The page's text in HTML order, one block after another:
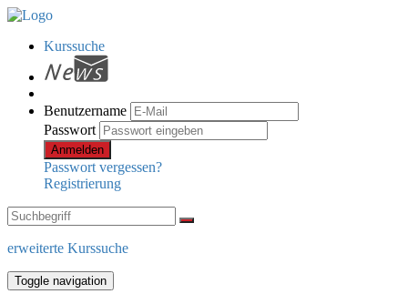
Kurssuche
Benutzername
Passwort
Anmelden
Passwort vergessen?
Registrierung
erweiterte Kurssuche
Toggle navigation